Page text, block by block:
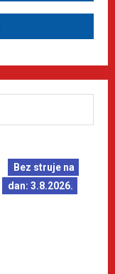
Bez struje na
dan: 3.8.2026.